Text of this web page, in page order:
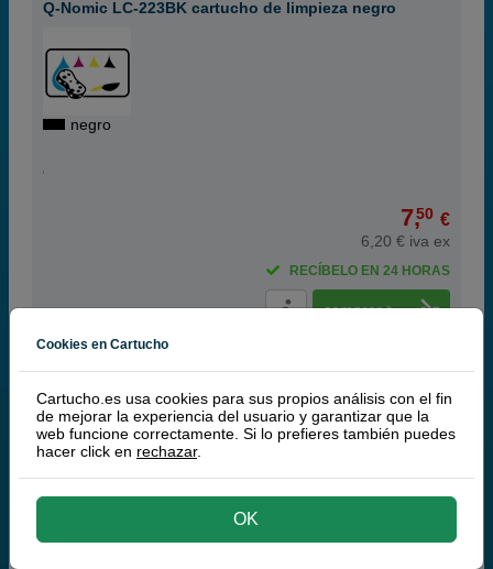
Q-Nomic LC-223BK cartucho de limpieza negro
negro
7,50 €
6,20 € iva ex
RECÍBELO EN 24 HORAS
comprar >
Q-Nomic
¡Producto recomendado!| Calidad y
funcionamiento | Garantía 100%
Ahorra 18,00 €
Cookies en Cartucho
Cartucho.es usa cookies para sus propios análisis con el fin
de mejorar la experiencia del usuario y garantizar que la
web funcione correctamente. Si lo prefieres también puedes
hacer click en rechazar.
OK